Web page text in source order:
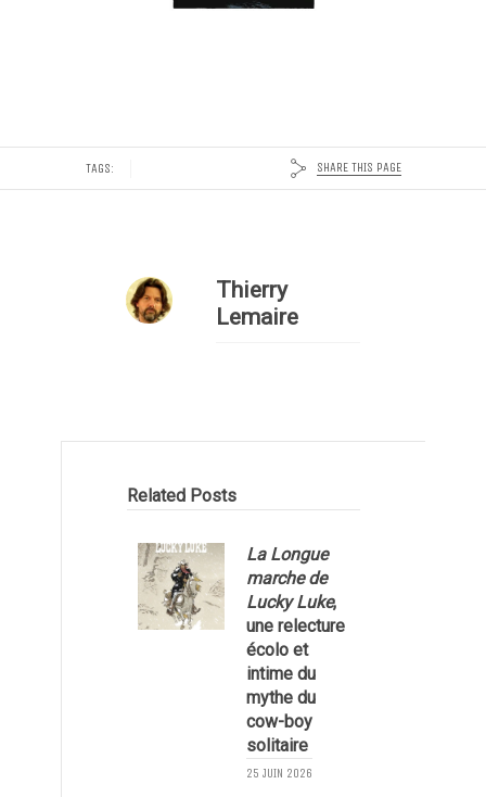
TAGS: SHARE THIS PAGE
Thierry
Lemaire
Related Posts
La Longue
marche de
Lucky Luke,
une relecture
écolo et
intime du
mythe du
cow-boy
solitaire
25 JUIN 2026